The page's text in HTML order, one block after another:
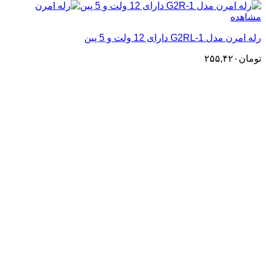
مشاهده
رله امرن مدل G2RL-1 دارای 12 ولت و 5 پین
تومان ۲۵۵,۴۲۰